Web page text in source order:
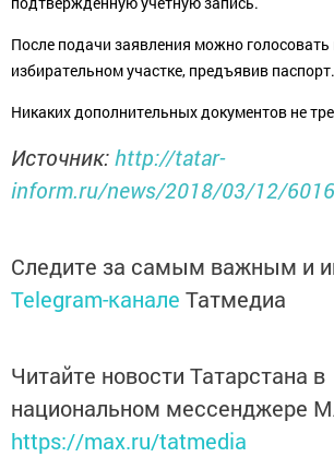
После подачи заявления можно
избирательном участке, предъявив паспорт.
Никаких дополнительных документов не
Источник:http://tatar-
inform.ru/news/2018/03/12/
Следите за самым важным и
Telegram-канале Татмедиа
Читайте новости Татарстана в
национальном мессенджере
https://max.ru/tatmedia